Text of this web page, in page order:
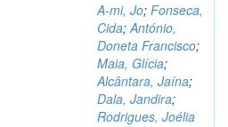
A-mi, Jo; Fonseca,
Cida;António,
Doneta Francisco;
Maia, Glícia;
Alcântara, Jaína;
Dala, Jandira;
Rodrigues, Joélia